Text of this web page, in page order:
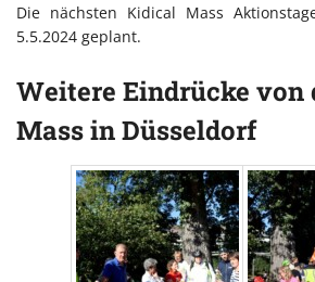
Die nächsten Kidical Mass
5.5.2024 geplant.
Weitere Eindrücke von
Mass in Düsseldorf